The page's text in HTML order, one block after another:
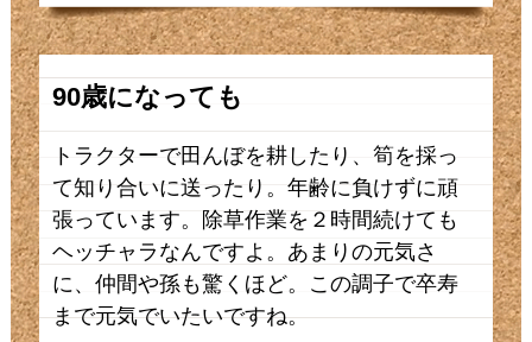
90歳になっても
トラクターで田んぼを耕したり、筍を採っ
て知り合いに送ったり。年齢に負けずに頑
張っています。除草作業を２時間続けても
ヘッチャラなんですよ。あまりの元気さ
に、仲間や孫も驚くほど。この調子で卒寿
まで元気でいたいですね。